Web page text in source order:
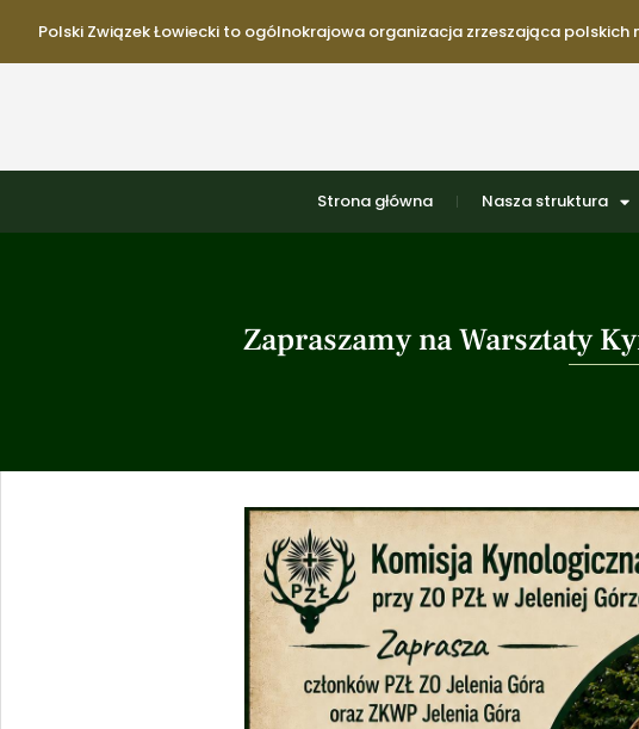
Polski Związek Łowiecki to ogólnokrajowa organizacja zrzeszająca polskich
Strona główna Nasza struktura
Zapraszamy na Warsztaty